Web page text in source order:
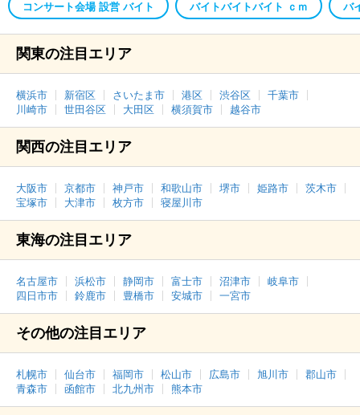
コンサート会場 設営 バイト バイトバイトバイト ｃｍ バ
関東の注目エリア
横浜市 新宿区 さいたま市 港区 渋谷区
千葉市
川崎市
世田谷区 大田区 横須賀市 越谷市
関西の注目エリア
大阪市 京都市 神戸市 和歌山市 堺市 姫路市
茨木市
宝塚市
大津市 枚方市 寝屋川市
東海の注目エリア
名古屋市 浜松市 静岡市 富士市 沼津市
岐阜市
四日市市
鈴鹿市 豊橋市 安城市 一宮市
その他の注目エリア
札幌市 仙台市 福岡市 松山市 広島市 旭川市
郡山市
青森市
函館市 北九州市 熊本市